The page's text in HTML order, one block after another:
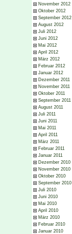
November 2012
Oktober 2012
September 2012
August 2012
Juli 2012
Juni 2012
Mai 2012
April 2012
März 2012
Februar 2012
Januar 2012
Dezember 2011
November 2011
Oktober 2011
September 2011
August 2011
Juli 2011
Juni 2011
Mai 2011
April 2011
März 2011
Februar 2011
Januar 2011
Dezember 2010
November 2010
Oktober 2010
September 2010
Juli 2010
Juni 2010
Mai 2010
April 2010
März 2010
Februar 2010
Januar 2010